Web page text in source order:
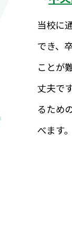
当校に
でき、
ことが
丈夫で
るため
べます。